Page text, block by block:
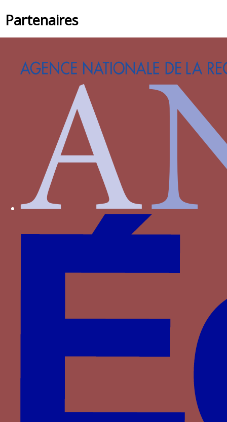
Partenaires
CESCM
ANR
Université de Poitiers
Accueil Rucellai
>
Giovanni Rucellai> Voile de navire
Voile de navire
Une voile de navire attachée à sa
vergue, ses cordages voletant